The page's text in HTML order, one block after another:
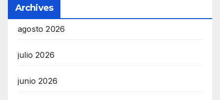
Archives
agosto 2026
julio 2026
junio 2026